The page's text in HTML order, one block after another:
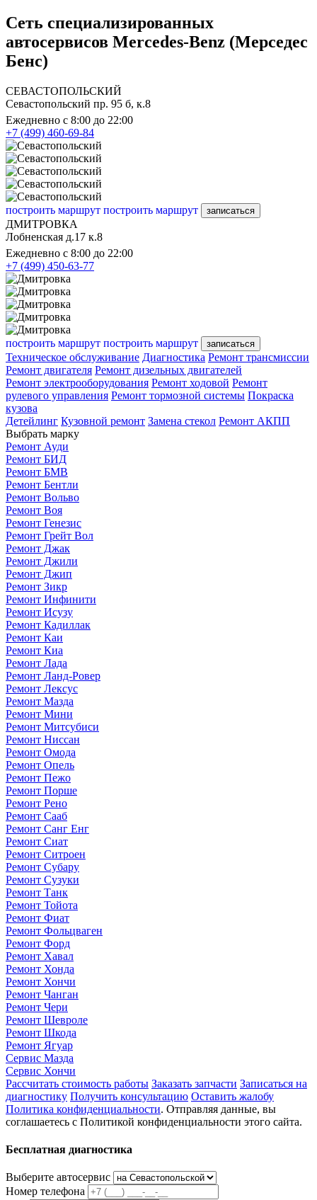
Сеть специализированных
автосервисов Mercedes-Benz (Мерседес
Бенс)
СЕВАСТОПОЛЬСКИЙ
Севастопольский пр. 95 б, к.8
Ежедневно с 8:00 до 22:00
+7 (499) 460-69-84
построить маршрут построить маршрут записаться
ДМИТРОВКА
Лобненская д.17 к.8
Ежедневно с 8:00 до 22:00
+7 (499) 450-63-77
построить маршрут построить маршрут записаться
Техническое обслуживание Диагностика Ремонт трансмиссии
Ремонт двигателя Ремонт дизельных двигателей
Ремонт электрооборудования Ремонт ходовой Ремонт
рулевого управления Ремонт тормозной системы Покраска
кузова
Детейлинг Кузовной ремонт Замена стекол Ремонт АКПП
Выбрать марку
Ремонт Ауди
Ремонт БИД
Ремонт БМВ
Ремонт Бентли
Ремонт Вольво
Ремонт Воя
Ремонт Генезис
Ремонт Грейт Вол
Ремонт Джак
Ремонт Джили
Ремонт Джип
Ремонт Зикр
Ремонт Инфинити
Ремонт Исузу
Ремонт Кадиллак
Ремонт Каи
Ремонт Киа
Ремонт Лада
Ремонт Ланд-Ровер
Ремонт Лексус
Ремонт Мазда
Ремонт Мини
Ремонт Митсубиси
Ремонт Ниссан
Ремонт Омода
Ремонт Опель
Ремонт Пежо
Ремонт Порше
Ремонт Рено
Ремонт Сааб
Ремонт Санг Енг
Ремонт Сиат
Ремонт Ситроен
Ремонт Субару
Ремонт Сузуки
Ремонт Танк
Ремонт Тойота
Ремонт Фиат
Ремонт Фольцваген
Ремонт Форд
Ремонт Хавал
Ремонт Хонда
Ремонт Хончи
Ремонт Чанган
Ремонт Чери
Ремонт Шевроле
Ремонт Шкода
Ремонт Ягуар
Сервис Мазда
Сервис Хончи
Рассчитать стоимость работы Заказать запчасти Записаться на
диагностику Получить консультацию Оставить жалобу
Политика конфиденциальности. Отправляя данные, вы
соглашаетесь с Политикой конфиденциальности этого сайта.
Бесплатная диагностика
Выберите автосервис
Номер телефона